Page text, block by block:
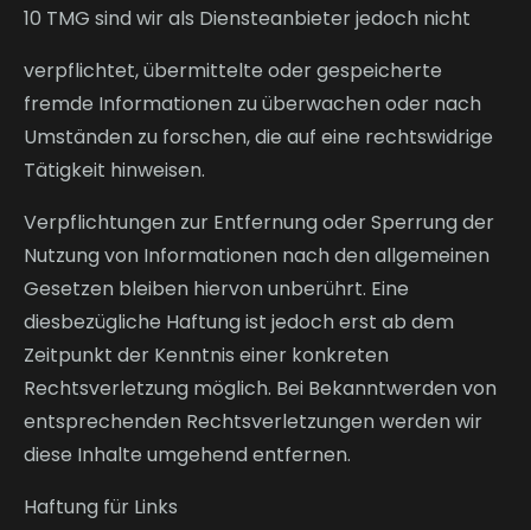
10 TMG sind wir als Diensteanbieter jedoch nicht
verpflichtet, übermittelte oder gespeicherte
fremde Informationen zu überwachen oder nach
Umständen zu forschen, die auf eine rechtswidrige
Tätigkeit hinweisen.
Verpflichtungen zur Entfernung oder Sperrung der
Nutzung von Informationen nach den allgemeinen
Gesetzen bleiben hiervon unberührt. Eine
diesbezügliche Haftung ist jedoch erst ab dem
Zeitpunkt der Kenntnis einer konkreten
Rechtsverletzung möglich. Bei Bekanntwerden von
entsprechenden Rechtsverletzungen werden wir
diese Inhalte umgehend entfernen.
Haftung für Links